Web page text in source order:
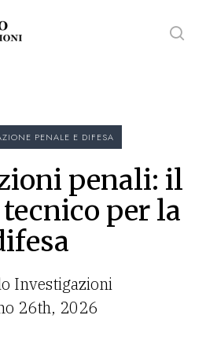
PENALE E DIFESA
penali: il
per la
Investigazioni
26th, 2026